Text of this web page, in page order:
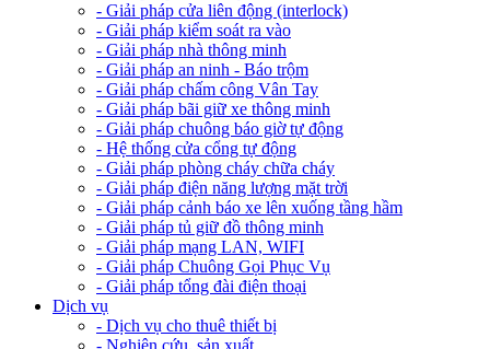
- Giải pháp cửa liên động (interlock)
- Giải pháp kiểm soát ra vào
- Giải pháp nhà thông minh
- Giải pháp an ninh - Báo trộm
- Giải pháp chấm công Vân Tay
- Giải pháp bãi giữ xe thông minh
- Giải pháp chuông báo giờ tự động
- Hệ thống cửa cổng tự động
- Giải pháp phòng cháy chữa cháy
- Giải pháp điện năng lượng mặt trời
- Giải pháp cảnh báo xe lên xuống tầng hầm
- Giải pháp tủ giữ đồ thông minh
- Giải pháp mạng LAN, WIFI
- Giải pháp Chuông Gọi Phục Vụ
- Giải pháp tổng đài điện thoại
Dịch vụ
- Dịch vụ cho thuê thiết bị
- Nghiên cứu, sản xuất